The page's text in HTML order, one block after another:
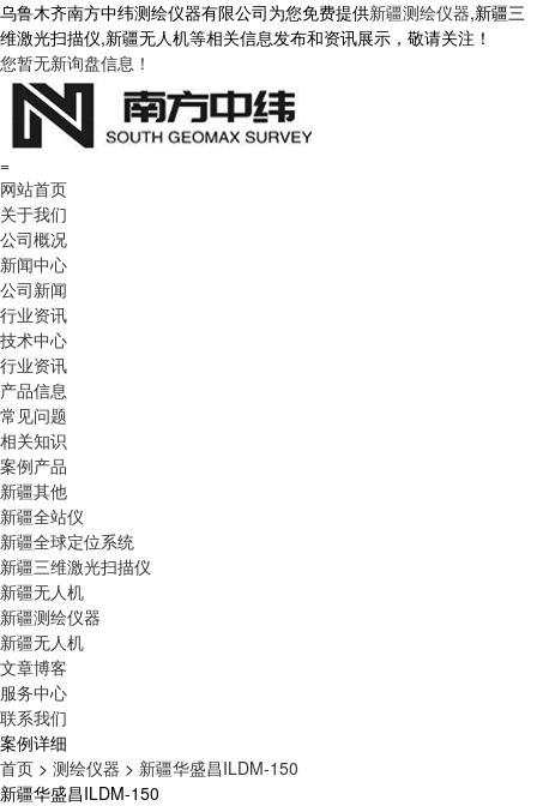
乌鲁木齐南方中纬测绘仪器有限公司为您免费提供新疆测绘仪器,新疆三
维激光扫描仪,新疆无人机等相关信息发布和资讯展示，敬请关注！
您暂无新询盘信息！
=
网站首页
关于我们
公司概况
新闻中心
公司新闻
行业资讯
技术中心
行业资讯
产品信息
常见问题
相关知识
案例产品
新疆其他
新疆全站仪
新疆全球定位系统
新疆三维激光扫描仪
新疆无人机
新疆测绘仪器
新疆无人机
文章博客
服务中心
联系我们
案例详细
首页 > 测绘仪器 > 新疆华盛昌ILDM-150
新疆华盛昌ILDM-150